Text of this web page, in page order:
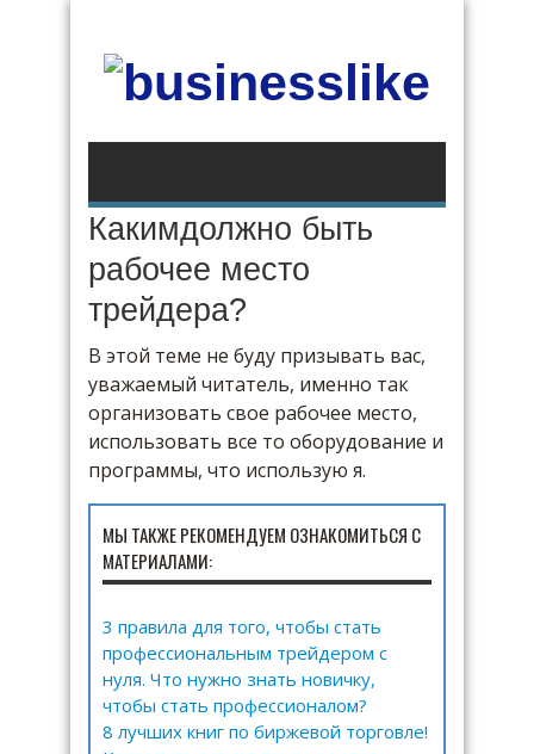
Какимдолжно быть
рабочее место
трейдера?
В этой теме не буду призывать вас,
уважаемый читатель, именно так
организовать свое рабочее место,
использовать все то оборудование и
программы, что использую я.
МЫ ТАКЖЕ РЕКОМЕНДУЕМ ОЗНАКОМИТЬСЯ С
МАТЕРИАЛАМИ:
3 правила для того, чтобы стать
профессиональным трейдером с
нуля. Что нужно знать новичку,
чтобы стать профессионалом?
8 лучших книг по биржевой торговле!